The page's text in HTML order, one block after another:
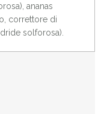
ananas
correttore di
solforosa).